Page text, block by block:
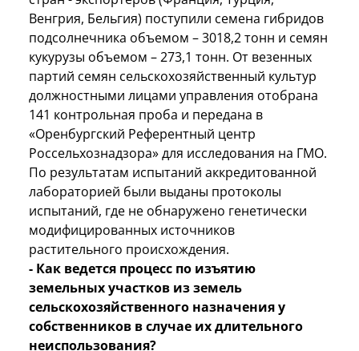
Венгрия, Бельгия) поступили семена гибридов
подсолнечника объемом – 3018,2 тонн и семян
кукурузы объемом – 273,1 тонн. От везенных
партий семян сельскохозяйственный культур
должностными лицами управления отобрана
141 контрольная проба и передана в
«Оренбургский Референтный центр
Россельхознадзора» для исследования на ГМО.
По результатам испытаний аккредитованной
лабораторией были выданы протоколы
испытаний, где не обнаружено генетически
модифицированных источников
растительного происхождения.
- Как ведется процесс по изъятию
земельных участков из земель
сельскохозяйственного назначения у
собственников в случае их длительного
неиспользования?